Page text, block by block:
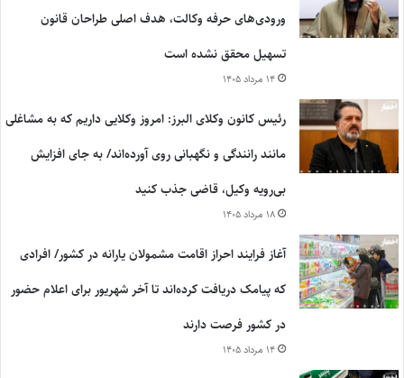
ورودی‌های حرفه وکالت، هدف اصلی طراحان قانون
تسهیل محقق نشده است
۱۴ مرداد ۱۴۰۵
رئیس کانون وکلای البرز: امروز وکلایی داریم که به مشاغلی
مانند رانندگی و نگهبانی روی آورده‌اند/ به جای افزایش
بی‌رویه وکیل، قاضی جذب کنید
۱۸ مرداد ۱۴۰۵
آغاز فرایند احراز اقامت مشمولان یارانه در کشور/ افرادی
که پیامک دریافت کرده‌اند تا آخر شهریور برای اعلام حضور
در کشور فرصت دارند
۱۴ مرداد ۱۴۰۵